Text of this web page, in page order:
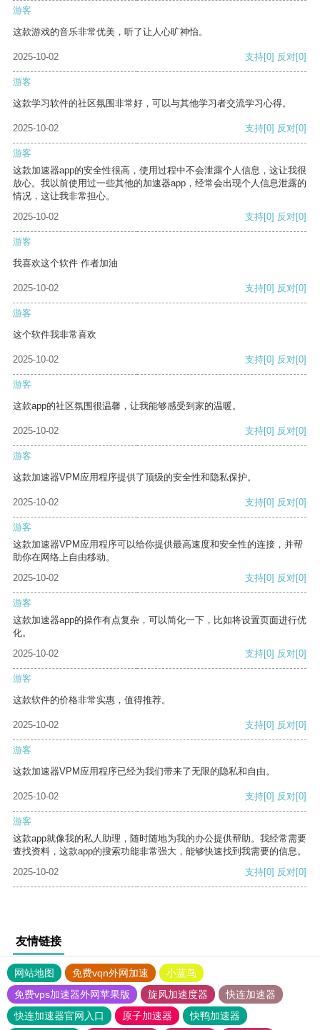
游客
这款游戏的音乐非常优美，听了让人心旷神怡。
2025-10-02 支持[0] 反对[0]
游客
这款学习软件的社区氛围非常好，可以与其他学习者交流学习心得。
2025-10-02 支持[0] 反对[0]
游客
这款加速器app的安全性很高，使用过程中不会泄露个人信息，这让我很
放心。我以前使用过一些其他的加速器app，经常会出现个人信息泄露的
情况，这让我非常担心。
2025-10-02
支持[0] 反对[0]
游客
我喜欢这个软件 作者加油
2025-10-02 支持[0] 反对[0]
游客
这个软件我非常喜欢
2025-10-02 支持[0] 反对[0]
游客
这款app的社区氛围很温馨，让我能够感受到家的温暖。
2025-10-02 支持[0] 反对[0]
游客
这款加速器VPM应用程序提供了顶级的安全性和隐私保护。
2025-10-02 支持[0] 反对[0]
游客
这款加速器VPM应用程序可以给你提供最高速度和安全性的连接，并帮
助你在网络上自由移动。
2025-10-02
支持[0] 反对[0]
游客
这款加速器app的操作有点复杂，可以简化一下，比如将设置页面进行优
化。
2025-10-02
支持[0] 反对[0]
游客
这款软件的价格非常实惠，值得推荐。
2025-10-02 支持[0] 反对[0]
游客
这款加速器VPM应用程序已经为我们带来了无限的隐私和自由。
2025-10-02 支持[0] 反对[0]
游客
这款app就像我的私人助理，随时随地为我的办公提供帮助。我经常需要
查找资料，这款app的搜索功能非常强大，能够快速找到我需要的信息。
2025-10-02
支持[0] 反对[0]
友情链接
网站地图 免费vqn外网加速
小蓝鸟
免费vps加速器外网苹果版
旋风加速度器
快连加速器
快连加速器官网入口
原子加速器 快鸭加速器